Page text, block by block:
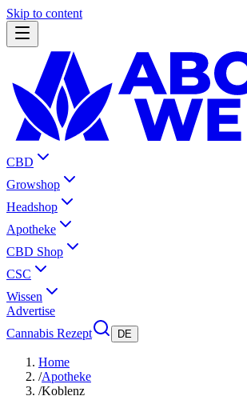
Skip to content
CBD
Growshop
Headshop
Apotheke
CBD Shop
CSC
Wissen
Advertise
Cannabis Rezept
DE
Home
/Apotheke
/Koblenz